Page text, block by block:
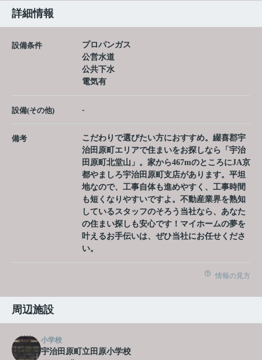
詳細情報
設備条件
プロパンガス
公営水道
公共下水
電気有
設備(その他) -
備考
こだわりで選びたい方におすすめ。綴喜郡宇
治田原町エリアで住まいをお探しなら「宇治
田原町北堂山」。家から467mのところにJA京
都やましろ宇治田原町支店があります。平坦
地なので、工事自体も進めやすく、工事時間
も短くなりやすいですよ。不動産業界を熟知
しているスタッフのそろう当社なら、あなた
の住まい探しも安心です！マイホームの夢を
叶えるお手伝いは、ぜひ当社にお任せくださ
い。
情報の見方
周辺施設
小学校
宇治田原町立田原小学校